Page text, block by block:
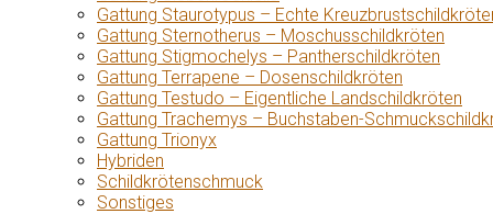
Gattung Staurotypus – Echte
Gattung Sternotherus – Moschusschildkröten
Gattung Stigmochelys – Pantherschildkröten
Gattung Terrapene – Dosenschildkröten
Gattung Testudo – Eigentliche Landschildkröten
Gattung Trachemys – Buchstaben-
Gattung Trionyx
Hybriden
Schildkrötenschmuck
Sonstiges